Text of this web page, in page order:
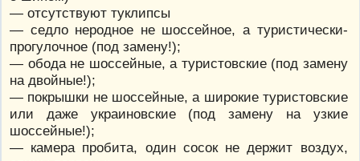
— отсутствуют туклипсы
— седло неродное не шоссейное, а туристически-
прогулочное (под замену!);
— обода не шоссейные, а туристовские (под замену
на двойные!);
— покрышки не шоссейные, а широкие туристовские
или даже украиновские (под замену на узкие
шоссейные!);
— камера пробита, один сосок не держит воздух,